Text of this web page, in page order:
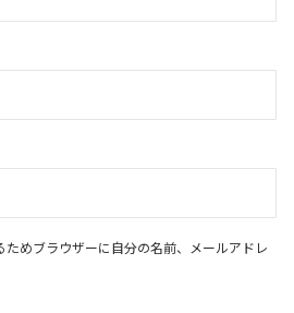
ためブラウザーに自分の名前、メールアドレ